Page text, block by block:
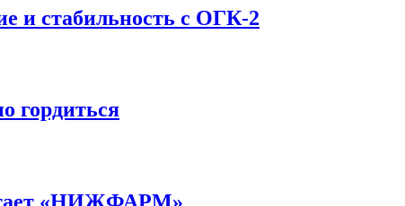
и стабильность c ОГК-2
гордиться